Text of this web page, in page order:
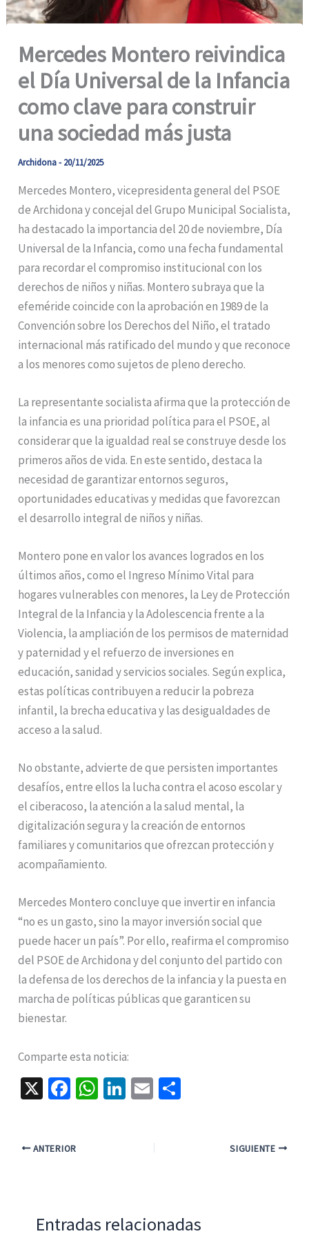
Mercedes Montero reivindica
el Día Universal de la Infancia
como clave para construir
una sociedad más justa
Archidona- 20/11/2025
Mercedes Montero, vicepresidenta general del PSOE
de Archidona y concejal del Grupo Municipal Socialista,
ha destacado la importancia del 20 de noviembre, Día
Universal de la Infancia, como una fecha fundamental
para recordar el compromiso institucional con los
derechos de niños y niñas. Montero subraya que la
efeméride coincide con la aprobación en 1989 de la
Convención sobre los Derechos del Niño, el tratado
internacional más ratificado del mundo y que reconoce
a los menores como sujetos de pleno derecho.
La representante socialista afirma que la protección de
la infancia es una prioridad política para el PSOE, al
considerar que la igualdad real se construye desde los
primeros años de vida. En este sentido, destaca la
necesidad de garantizar entornos seguros,
oportunidades educativas y medidas que favorezcan
el desarrollo integral de niños y niñas.
Montero pone en valor los avances logrados en los
últimos años, como el Ingreso Mínimo Vital para
hogares vulnerables con menores, la Ley de Protección
Integral de la Infancia y la Adolescencia frente a la
Violencia, la ampliación de los permisos de maternidad
y paternidad y el refuerzo de inversiones en
educación, sanidad y servicios sociales. Según explica,
estas políticas contribuyen a reducir la pobreza
infantil, la brecha educativa y las desigualdades de
acceso a la salud.
No obstante, advierte de que persisten importantes
desafíos, entre ellos la lucha contra el acoso escolar y
el ciberacoso, la atención a la salud mental, la
digitalización segura y la creación de entornos
familiares y comunitarios que ofrezcan protección y
acompañamiento.
Mercedes Montero concluye que invertir en infancia
“no es un gasto, sino la mayor inversión social que
puede hacer un país”. Por ello, reafirma el compromiso
del PSOE de Archidona y del conjunto del partido con
la defensa de los derechos de la infancia y la puesta en
marcha de políticas públicas que garanticen su
bienestar.
Comparte esta noticia:
X
Fa
o
W Li E
l
ANTERIOR SIGUIENTE
Entradas relacionadas